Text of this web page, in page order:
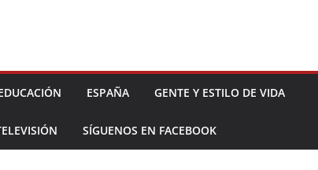
ESPAÑA GENTE Y ESTILO DE VIDA
SÍGUENOS EN FACEBOOK